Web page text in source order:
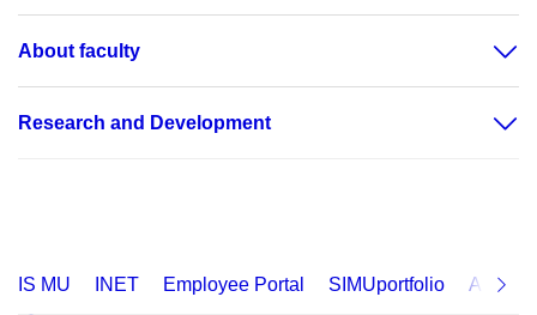
About faculty
Research and Development
IS MU INET Employee Portal SIMUportfolio